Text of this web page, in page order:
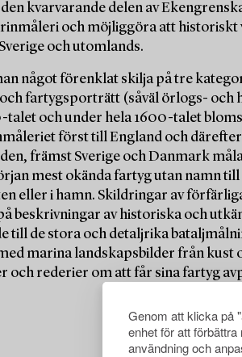
Genom att klicka på
enhet för att
användning och
kvarvarande delen av
och möjliggöra att
och utomlands.
något förenklat skilja på tre
fartygsporträtt (såväl örlogs- och
talet och under hela 1600-talet
först till England och
främst Sverige och Danmark
mest okända fartyg utan namn
eller i hamn. Skildringar av
beskrivningar av historiska och
till de stora och detaljrika
marina landskapsbilder från kust
och rederier om att får sina fartyg